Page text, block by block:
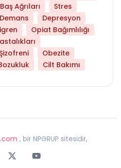
Baş Ağrıları
Stres
Demans
Depresyon
Opiat Bağımlılığı
Şizofreni
Obezite
Cilt Bakımı
, bir NPGRUP sitesidir,